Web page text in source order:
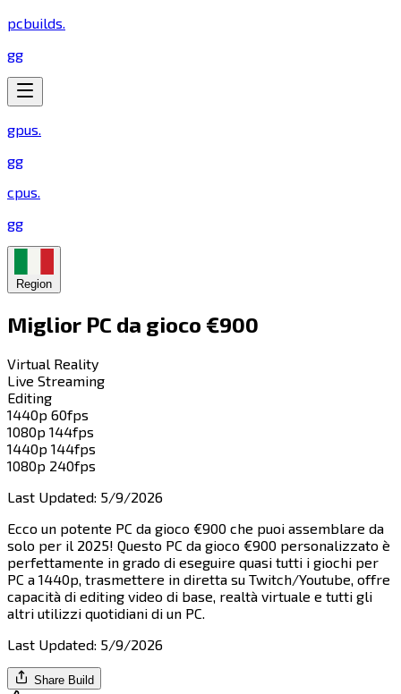
pcbuilds.
gg
gpus.
gg
cpus.
gg
Region
Miglior PC da gioco €900​​​​‌ ‍ ​‍​‍‌‍ ‌ ​‍‌‍‍‌‌‍‌ ‌‍‍‌‌‍ ‍​‍​‍​ ‍‍​‍​‍‌ ​ ‌‍​‌‌‍ ‍‌‍‍‌‌ ‌​‌ ‍‌​‍ ‍‌‍‍‌‌‍ ​‍​‍​‍ ​​‍​‍‌‍‍​‌ ​‍‌‍‌‌‌‍‌‍​‍​‍​ ‍‍​‍​‍​‍ ‌‍​‌‌‍‌​‌‍ ‌‌‍‍‌‌‍ ‍​‍ ‌‍‍‌‌‍ ‍‌ ‌​‌‍‌‌‌‍ ‍‌ ‌​​‍ ‌‍‌‌‌‍‌​‌‍‍‌‌ ‌​​‍ ‌‍ ‌‌‍ ‌‍‌​‌‍‌‌​ ‌‌ ​​‌ ​‍‌‍‌‌‌ ​ ‌‍‌‌‌‍ ‍‌ ‌​‌‍​‌‌ ‌​‌‍‍‌‌‍ ‌‍ ‍​ ‍ ‌‍‍‌‌‍‌​​ ‌‌‍‌​​ ‍​​ ​​​ ‍​​ ​‌​ ‍​‌‍​ ​ ‌ ​‍ ‌​ ‌‌‌‍‌‍‌‍‌​​ ‍‌​‍ ‌​ ‌​​ ‌​​ ​‌​ ‍‌​‍ ‌‌‍​‍​ ‌‌​ ‌ ‌‍​ ​‍ ‌‌‍‌​‌‍‌​‌‍​‍‌‍​‌​ ‍‌‌‍‌‌‌‍‌‍‌‍‌‍‌‍​‌​ ​‌​ ‍‌​ ‌‍​ ‍ ‌ ‌​‌ ‍‌‌ ​​‌‍‌‌​ ‌‌‍​‍‌ ‌‌‌‍‍‌‌‍ ​‌‍‌​​ ‍ ‌ ​​‌‍​‌‌ ‌​‌‍‍​​ ‌‌‍‍‌​ ​‌​ ‍​‌‍ ‍‌‌ ‌‍ ‍‌‍​‌‌‍ ‌‌‍‌‌​‍‌‌​ ‌‌‌​​‍‌‌ ‌‍‍ ‌‍‌‌‌ ‍‌​‍‌‌​ ​ ‌​‌​​‍‌‌​ ​ ‌​‌​​‍‌‌​ ​‍​ ​‍‌‍‍‌‌ ‌​​‍‌‌​ ​‍​ ​‍​‍‌‌​ ‌‌‌​‌​​‍ ‍‌ ‌‍‌‍​‌‌‍ ​‌ ‌‌‌‍‌‌​ ‌‍​‍‌‍​‌‌ ​ ‌‍‌‌‌‌‌‌‌ ​‍‌‍ ​​ ‌​‍‌‌​ ​‍‌​‌‍‌‍​‌‌‍‌​‌‍ ‌‌‍‍‌‌‍ ‍​‍‌‍‌‍‍‌‌‍‌​​ ‌‌‍‌​​ ‍​​ ​​​ ‍​​ ​‌​ ‍​‌‍​ ​ ‌ ​‍ ‌​ ‌‌‌‍‌‍‌‍‌​​ ‍‌​‍ ‌​ ‌​​ ‌​​ ​‌​ ‍‌​‍ ‌‌‍​‍​ ‌‌​ ‌ ‌‍​ ​‍ ‌‌‍‌​‌‍‌​‌‍​‍‌‍​‌​ ‍‌‌‍‌‌‌‍‌‍‌‍‌‍‌‍​‌​ ​‌​ ‍‌​ ‌‍​‍‌‍‌ ‌​‌ ‍‌‌ ​​‌‍‌‌​ ‌‌‍​‍‌ ‌‌‌‍‍‌‌‍ ​‌‍‌​​‍‌‍‌ ​​‌‍​‌‌ ‌​‌‍‍​​ ‌‌‍‍‌​ ​‌​ ‍​‌‍ ‍‌‌ ‌‍ ‍‌‍​‌‌‍ ‌‌‍‌‌​‍‌‌​ ‌‌‌​​‍‌‌ ‌‍‍ ‌‍‌‌‌ ‍‌​‍‌‌​ ​ ‌​‌​​‍‌‌​ ​ ‌​‌​​‍‌‌​ ​‍​ ​‍‌‍‍‌‌ ‌​​‍‌‌​ ​‍​ ​‍​‍‌‌​ ‌‌‌​‌​​‍ ‍‌ ‌‍‌‍​‌‌‍ ​‌ ‌‌‌‍‌‌​‍‌‍‌ ​​‌‍‌‌‌ ​‍‌ ​ ‌ ​​‌‍‌‌‌‍​ ‌ ‌​‌‍‍‌‌ ‌‍‌‍‌‌​ ‌‌ ​​‌ ‌‌‌‍​‍‌‍ ​‌‍‍‌‌ ​ ‌‍‍​‌‍‌‌‌‍‌​​‍​‍‌ ‌
Virtual Reality​​​​‌ ‍ ​‍​‍‌‍ ‌ ​‍‌‍‍‌‌‍‌ ‌‍‍‌‌‍ ‍​‍​‍​ ‍‍​‍​‍‌ ​ ‌‍​‌‌‍ ‍‌‍‍‌‌ ‌​‌ ‍‌​‍ ‍‌‍‍‌‌‍ ​‍​‍​‍ ​​‍​‍‌‍‍​‌ ​‍‌‍‌‌‌‍‌‍​‍​‍​ ‍‍​‍​‍​‍ ‌‍​‌‌‍‌​‌‍ ‌‌‍‍‌‌‍ ‍​‍ ‌‍‍‌‌‍ ‍‌ ‌​‌‍‌‌‌‍ ‍‌ ‌​​‍ ‌‍‌‌‌‍‌​‌‍‍‌‌ ‌​​‍ ‌‍ ‌‌‍ ‌‍‌​‌‍‌‌​ ‌‌ ​​‌ ​‍‌‍‌‌‌ ​ ‌‍‌‌‌‍ ‍‌ ‌​‌‍​‌‌ ‌​‌‍‍‌‌‍ ‌‍ ‍​ ‍ ‌‍‍‌‌‍‌​​ ‌​ ​‌​ ​‌‌‍​‌​ ‍‌‌‍‌‌‌‍​‍​ ‌ ​ ​‍​‍ ‌​ ‌​‌‍‌​​ ​‍​ ‌​​‍ ‌​ ‌​​ ​​‌‍‌​​ ​‍​‍ ‌‌‍​‌‌‍​‌‌‍‌​‌‍​‌​‍ ‌‌‍‌‍‌‍‌​‌‍​‍​ ‍‌​ ‌ ​ ‌‍‌‍​‌​ ‌ ‌‍​‍​ ‍​​ ‍‌‌‍‌‍​ ‍ ‌ ‌​‌ ‍‌‌ ​​‌‍‌‌​ ‌‌ ‌​‌‍​‌‌‍‌ ​ ‍ ‌ ​​‌‍​‌‌ ‌​‌‍‍​​ ‌‌‍ ‍‌‍​‌‌‍ ‌‌‍‌‌​ ‌‍​‍‌‍​‌‌ ​ ‌‍‌‌‌‌‌‌‌ ​‍‌‍ ​​ ‌​‍‌‌​ ​‍‌​‌‍‌‍​‌‌‍‌​‌‍ ‌‌‍‍‌‌‍ ‍​‍‌‍‌‍‍‌‌‍‌​​ ‌​ ​‌​ ​‌‌‍​‌​ ‍‌‌‍‌‌‌‍​‍​ ‌ ​ ​‍​‍ ‌​ ‌​‌‍‌​​ ​‍​ ‌​​‍ ‌​ ‌​​ ​​‌‍‌​​ ​‍​‍ ‌‌‍​‌‌‍​‌‌‍‌​‌‍​‌​‍ ‌‌‍‌‍‌‍‌​‌‍​‍​ ‍‌​ ‌ ​ ‌‍‌‍​‌​ ‌ ‌‍​‍​ ‍​​ ‍‌‌‍‌‍​‍‌‍‌ ‌​‌ ‍‌‌ ​​‌‍‌‌​ ‌‌ ‌​‌‍​‌‌‍‌ ​‍‌‍‌ ​​‌‍​‌‌ ‌​‌‍‍​​ ‌‌‍ ‍‌‍​‌‌‍ ‌‌‍‌‌​‍‌‍‌ ​​‌‍‌‌‌ ​‍‌ ​ ‌ ​​‌‍‌‌‌‍​ ‌ ‌​‌‍‍‌‌ ‌‍‌‍‌‌​ ‌‌ ​​‌ ‌‌‌‍​‍‌‍ ​‌‍‍‌‌ ​ ‌‍‍​‌‍‌‌‌‍‌​​‍​‍‌ ‌
Live Streaming​​​​‌ ‍ ​‍​‍‌‍ ‌ ​‍‌‍‍‌‌‍‌ ‌‍‍‌‌‍ ‍​‍​‍​ ‍‍​‍​‍‌ ​ ‌‍​‌‌‍ ‍‌‍‍‌‌ ‌​‌ ‍‌​‍ ‍‌‍‍‌‌‍ ​‍​‍​‍ ​​‍​‍‌‍‍​‌ ​‍‌‍‌‌‌‍‌‍​‍​‍​ ‍‍​‍​‍​‍ ‌‍​‌‌‍‌​‌‍ ‌‌‍‍‌‌‍ ‍​‍ ‌‍‍‌‌‍ ‍‌ ‌​‌‍‌‌‌‍ ‍‌ ‌​​‍ ‌‍‌‌‌‍‌​‌‍‍‌‌ ‌​​‍ ‌‍ ‌‌‍ ‌‍‌​‌‍‌‌​ ‌‌ ​​‌ ​‍‌‍‌‌‌ ​ ‌‍‌‌‌‍ ‍‌ ‌​‌‍​‌‌ ‌​‌‍‍‌‌‍ ‌‍ ‍​ ‍ ‌‍‍‌‌‍‌​​ ‌​ ​‌‌‍​‍​ ‌‍‌‍​‌‌‍​ ​ ​‌‌‍​‍​ ​‍​‍ ‌‌‍‌​​ ‌ ​ ‍​​ ‌‍​‍ ‌​ ‌​​ ‍​‌‍‌‌​ ‍‌​‍ ‌‌‍​‍​ ​‌‌‍‌‌‌‍‌​​‍ ‌​ ​​‌‍​‍​ ‍‌​ ‌ ‌‍​‍‌‍‌​​ ‌ ​ ‌ ​ ​‌‌‍‌​​ ​​‌‍‌​​ ‍ ‌ ‌​‌ ‍‌‌ ​​‌‍‌‌​ ‌‌ ‌​‌‍​‌‌‍‌ ​ ‍ ‌ ​​‌‍​‌‌ ‌​‌‍‍​​ ‌‌‍ ‍‌‍​‌‌‍ ‌‌‍‌‌​ ‌‍​‍‌‍​‌‌ ​ ‌‍‌‌‌‌‌‌‌ ​‍‌‍ ​​ ‌​‍‌‌​ ​‍‌​‌‍‌‍​‌‌‍‌​‌‍ ‌‌‍‍‌‌‍ ‍​‍‌‍‌‍‍‌‌‍‌​​ ‌​ ​‌‌‍​‍​ ‌‍‌‍​‌‌‍​ ​ ​‌‌‍​‍​ ​‍​‍ ‌‌‍‌​​ ‌ ​ ‍​​ ‌‍​‍ ‌​ ‌​​ ‍​‌‍‌‌​ ‍‌​‍ ‌‌‍​‍​ ​‌‌‍‌‌‌‍‌​​‍ ‌​ ​​‌‍​‍​ ‍‌​ ‌ ‌‍​‍‌‍‌​​ ‌ ​ ‌ ​ ​‌‌‍‌​​ ​​‌‍‌​​‍‌‍‌ ‌​‌ ‍‌‌ ​​‌‍‌‌​ ‌‌ ‌​‌‍​‌‌‍‌ ​‍‌‍‌ ​​‌‍​‌‌ ‌​‌‍‍​​ ‌‌‍ ‍‌‍​‌‌‍ ‌‌‍‌‌​‍‌‍‌ ​​‌‍‌‌‌ ​‍‌ ​ ‌ ​​‌‍‌‌‌‍​ ‌ ‌​‌‍‍‌‌ ‌‍‌‍‌‌​ ‌‌ ​​‌ ‌‌‌‍​‍‌‍ ​‌‍‍‌‌ ​ ‌‍‍​‌‍‌‌‌‍‌​​‍​‍‌ ‌
Editing​​​​‌ ‍ ​‍​‍‌‍ ‌ ​‍‌‍‍‌‌‍‌ ‌‍‍‌‌‍ ‍​‍​‍​ ‍‍​‍​‍‌ ​ ‌‍​‌‌‍ ‍‌‍‍‌‌ ‌​‌ ‍‌​‍ ‍‌‍‍‌‌‍ ​‍​‍​‍ ​​‍​‍‌‍‍​‌ ​‍‌‍‌‌‌‍‌‍​‍​‍​ ‍‍​‍​‍​‍ ‌‍​‌‌‍‌​‌‍ ‌‌‍‍‌‌‍ ‍​‍ ‌‍‍‌‌‍ ‍‌ ‌​‌‍‌‌‌‍ ‍‌ ‌​​‍ ‌‍‌‌‌‍‌​‌‍‍‌‌ ‌​​‍ ‌‍ ‌‌‍ ‌‍‌​‌‍‌‌​ ‌‌ ​​‌ ​‍‌‍‌‌‌ ​ ‌‍‌‌‌‍ ‍‌ ‌​‌‍​‌‌ ‌​‌‍‍‌‌‍ ‌‍ ‍​ ‍ ‌‍‍‌‌‍‌​​ ‌‌‍‌​​ ‌ ‌‍​‍‌‍‌​​ ​‌‌‍​ ​ ‌‍​ ‌​​‍ ‌​ ​‍​ ‌ ​ ‌​​ ‍‌​‍ ‌​ ‌​​ ​‍​ ​ ​ ‍‌​‍ ‌​ ‍​​ ​​​ ‌​‌‍‌‍​‍ ‌​ ‌‍‌‍‌‍‌‍​ ​ ‌‌​ ‌‌‌‍‌​​ ​‌​ ‌ ‌‍​‍‌‍​‍‌‍‌‌​ ​‌​ ‍ ‌ ‌​‌ ‍‌‌ ​​‌‍‌‌​ ‌‌ ‌​‌‍​‌‌‍‌ ​ ‍ ‌ ​​‌‍​‌‌ ‌​‌‍‍​​ ‌‌‍ ‍‌‍​‌‌‍ ‌‌‍‌‌​ ‌‍​‍‌‍​‌‌ ​ ‌‍‌‌‌‌‌‌‌ ​‍‌‍ ​​ ‌​‍‌‌​ ​‍‌​‌‍‌‍​‌‌‍‌​‌‍ ‌‌‍‍‌‌‍ ‍​‍‌‍‌‍‍‌‌‍‌​​ ‌‌‍‌​​ ‌ ‌‍​‍‌‍‌​​ ​‌‌‍​ ​ ‌‍​ ‌​​‍ ‌​ ​‍​ ‌ ​ ‌​​ ‍‌​‍ ‌​ ‌​​ ​‍​ ​ ​ ‍‌​‍ ‌​ ‍​​ ​​​ ‌​‌‍‌‍​‍ ‌​ ‌‍‌‍‌‍‌‍​ ​ ‌‌​ ‌‌‌‍‌​​ ​‌​ ‌ ‌‍​‍‌‍​‍‌‍‌‌​ ​‌​‍‌‍‌ ‌​‌ ‍‌‌ ​​‌‍‌‌​ ‌‌ ‌​‌‍​‌‌‍‌ ​‍‌‍‌ ​​‌‍​‌‌ ‌​‌‍‍​​ ‌‌‍ ‍‌‍​‌‌‍ ‌‌‍‌‌​‍‌‍‌ ​​‌‍‌‌‌ ​‍‌ ​ ‌ ​​‌‍‌‌‌‍​ ‌ ‌​‌‍‍‌‌ ‌‍‌‍‌‌​ ‌‌ ​​‌ ‌‌‌‍​‍‌‍ ​‌‍‍‌‌ ​ ‌‍‍​‌‍‌‌‌‍‌​​‍​‍‌ ‌
1440p 60fps​​​​‌ ‍ ​‍​‍‌‍ ‌ ​‍‌‍‍‌‌‍‌ ‌‍‍‌‌‍ ‍​‍​‍​ ‍‍​‍​‍‌ ​ ‌‍​‌‌‍ ‍‌‍‍‌‌ ‌​‌ ‍‌​‍ ‍‌‍‍‌‌‍ ​‍​‍​‍ ​​‍​‍‌‍‍​‌ ​‍‌‍‌‌‌‍‌‍​‍​‍​ ‍‍​‍​‍​‍ ‌‍​‌‌‍‌​‌‍ ‌‌‍‍‌‌‍ ‍​‍ ‌‍‍‌‌‍ ‍‌ ‌​‌‍‌‌‌‍ ‍‌ ‌​​‍ ‌‍‌‌‌‍‌​‌‍‍‌‌ ‌​​‍ ‌‍ ‌‌‍ ‌‍‌​‌‍‌‌​ ‌‌ ​​‌ ​‍‌‍‌‌‌ ​ ‌‍‌‌‌‍ ‍‌ ‌​‌‍​‌‌ ‌​‌‍‍‌‌‍ ‌‍ ‍​ ‍ ‌‍‍‌‌‍‌​​ ‌​ ​‍​ ‌ ‌‍​ ​ ‍​​ ‍‌‌‍​‍​ ‌ ​ ​​​‍ ‌​ ​‍​ ‍‌​ ‍​‌‍‌‍​‍ ‌​ ‌​​ ‍‌​ ‌‍​ ‍‌​‍ ‌‌‍​‌​ ​‌​ ‌​​ ‍​​‍ ‌​ ​​​ ​ ​ ‌ ‌‍​‌‌‍​‌​ ‍‌​ ‍​​ ‌‍​ ​ ‌‍​ ​ ​ ​ ​ ​ ‍ ‌ ‌​‌ ‍‌‌ ​​‌‍‌‌​ ‌‌ ​​‌‍‌‌‌ ​‍‌‍‌‍‌‍ ‌ ​‍‌‍ ‌‌‍​‌‌‍ ‍‌‍​ ‌‍‌‌​ ‍ ‌ ​​‌‍​‌‌ ‌​‌‍‍​​ ‌‌‍ ‍‌‍​‌‌‍ ‌‌‍‌‌​ ‌‍​‍‌‍​‌‌ ​ ‌‍‌‌‌‌‌‌‌ ​‍‌‍ ​​ ‌​‍‌‌​ ​‍‌​‌‍‌‍​‌‌‍‌​‌‍ ‌‌‍‍‌‌‍ ‍​‍‌‍‌‍‍‌‌‍‌​​ ‌​ ​‍​ ‌ ‌‍​ ​ ‍​​ ‍‌‌‍​‍​ ‌ ​ ​​​‍ ‌​ ​‍​ ‍‌​ ‍​‌‍‌‍​‍ ‌​ ‌​​ ‍‌​ ‌‍​ ‍‌​‍ ‌‌‍​‌​ ​‌​ ‌​​ ‍​​‍ ‌​ ​​​ ​ ​ ‌ ‌‍​‌‌‍​‌​ ‍‌​ ‍​​ ‌‍​ ​ ‌‍​ ​ ​ ​ ​ ​‍‌‍‌ ‌​‌ ‍‌‌ ​​‌‍‌‌​ ‌‌ ​​‌‍‌‌‌ ​‍‌‍‌‍‌‍ ‌ ​‍‌‍ ‌‌‍​‌‌‍ ‍‌‍​ ‌‍‌‌​‍‌‍‌ ​​‌‍​‌‌ ‌​‌‍‍​​ ‌‌‍ ‍‌‍​‌‌‍ ‌‌‍‌‌​‍‌‍‌ ​​‌‍‌‌‌ ​‍‌ ​ ‌ ​​‌‍‌‌‌‍​ ‌ ‌​‌‍‍‌‌ ‌‍‌‍‌‌​ ‌‌ ​​‌ ‌‌‌‍​‍‌‍ ​‌‍‍‌‌ ​ ‌‍‍​‌‍‌‌‌‍‌​​‍​‍‌ ‌
1080p 144fps​​​​‌ ‍ ​‍​‍‌‍ ‌ ​‍‌‍‍‌‌‍‌ ‌‍‍‌‌‍ ‍​‍​‍​ ‍‍​‍​‍‌ ​ ‌‍​‌‌‍ ‍‌‍‍‌‌ ‌​‌ ‍‌​‍ ‍‌‍‍‌‌‍ ​‍​‍​‍ ​​‍​‍‌‍‍​‌ ​‍‌‍‌‌‌‍‌‍​‍​‍​ ‍‍​‍​‍​‍ ‌‍​‌‌‍‌​‌‍ ‌‌‍‍‌‌‍ ‍​‍ ‌‍‍‌‌‍ ‍‌ ‌​‌‍‌‌‌‍ ‍‌ ‌​​‍ ‌‍‌‌‌‍‌​‌‍‍‌‌ ‌​​‍ ‌‍ ‌‌‍ ‌‍‌​‌‍‌‌​ ‌‌ ​​‌ ​‍‌‍‌‌‌ ​ ‌‍‌‌‌‍ ‍‌ ‌​‌‍​‌‌ ‌​‌‍‍‌‌‍ ‌‍ ‍​ ‍ ‌‍‍‌‌‍‌​​ ‌​ ‍‌​ ​​​ ‌‌​ ‌‌​ ‍​​ ‌‍‌‍‌​​ ‌​​‍ ‌‌‍‌​​ ‍​‌‍‌‌‌‍‌​​‍ ‌​ ‌​​ ​‍‌‍​‌‌‍‌‍​‍ ‌‌‍​‍​ ‌​‌‍‌​‌‍‌‌​‍ ‌‌‍​‍​ ‍​‌‍‌​​ ‌‍‌‍‌‌​ ‌‌​ ​​‌‍​‌​ ​​​ ‍​​ ​ ​ ‌​​ ‍ ‌ ‌​‌ ‍‌‌ ​​‌‍‌‌​ ‌‌ ​​‌‍‌‌‌ ​‍‌‍‌‍‌‍ ‌ ​‍‌‍ ‌‌‍​‌‌‍ ‍‌‍​ ‌‍‌‌​ ‍ ‌ ​​‌‍​‌‌ ‌​‌‍‍​​ ‌‌‍ ‍‌‍​‌‌‍ ‌‌‍‌‌​ ‌‍​‍‌‍​‌‌ ​ ‌‍‌‌‌‌‌‌‌ ​‍‌‍ ​​ ‌​‍‌‌​ ​‍‌​‌‍‌‍​‌‌‍‌​‌‍ ‌‌‍‍‌‌‍ ‍​‍‌‍‌‍‍‌‌‍‌​​ ‌​ ‍‌​ ​​​ ‌‌​ ‌‌​ ‍​​ ‌‍‌‍‌​​ ‌​​‍ ‌‌‍‌​​ ‍​‌‍‌‌‌‍‌​​‍ ‌​ ‌​​ ​‍‌‍​‌‌‍‌‍​‍ ‌‌‍​‍​ ‌​‌‍‌​‌‍‌‌​‍ ‌‌‍​‍​ ‍​‌‍‌​​ ‌‍‌‍‌‌​ ‌‌​ ​​‌‍​‌​ ​​​ ‍​​ ​ ​ ‌​​‍‌‍‌ ‌​‌ ‍‌‌ ​​‌‍‌‌​ ‌‌ ​​‌‍‌‌‌ ​‍‌‍‌‍‌‍ ‌ ​‍‌‍ ‌‌‍​‌‌‍ ‍‌‍​ ‌‍‌‌​‍‌‍‌ ​​‌‍​‌‌ ‌​‌‍‍​​ ‌‌‍ ‍‌‍​‌‌‍ ‌‌‍‌‌​‍‌‍‌ ​​‌‍‌‌‌ ​‍‌ ​ ‌ ​​‌‍‌‌‌‍​ ‌ ‌​‌‍‍‌‌ ‌‍‌‍‌‌​ ‌‌ ​​‌ ‌‌‌‍​‍‌‍ ​‌‍‍‌‌ ​ ‌‍‍​‌‍‌‌‌‍‌​​‍​‍‌ ‌
1440p 144fps​​​​‌ ‍ ​‍​‍‌‍ ‌ ​‍‌‍‍‌‌‍‌ ‌‍‍‌‌‍ ‍​‍​‍​ ‍‍​‍​‍‌ ​ ‌‍​‌‌‍ ‍‌‍‍‌‌ ‌​‌ ‍‌​‍ ‍‌‍‍‌‌‍ ​‍​‍​‍ ​​‍​‍‌‍‍​‌ ​‍‌‍‌‌‌‍‌‍​‍​‍​ ‍‍​‍​‍​‍ ‌‍​‌‌‍‌​‌‍ ‌‌‍‍‌‌‍ ‍​‍ ‌‍‍‌‌‍ ‍‌ ‌​‌‍‌‌‌‍ ‍‌ ‌​​‍ ‌‍‌‌‌‍‌​‌‍‍‌‌ ‌​​‍ ‌‍ ‌‌‍ ‌‍‌​‌‍‌‌​ ‌‌ ​​‌ ​‍‌‍‌‌‌ ​ ‌‍‌‌‌‍ ‍‌ ‌​‌‍​‌‌ ‌​‌‍‍‌‌‍ ‌‍ ‍​ ‍ ‌‍‍‌‌‍‌​​ ‌‌‍​ ​ ​‍​ ‍​​ ‍‌​ ‌​‌‍‌‌‌‍​‍​ ‌​​‍ ‌‌‍‌​​ ‍‌​ ​‌​ ​ ​‍ ‌​ ‌​​ ​‌​ ‌‍​ ‌ ​‍ ‌​ ‍​​ ​‍​ ‌​‌‍​‌​‍ ‌​ ‌​​ ​‌‌‍‌​‌‍​‌‌‍‌‌​ ​ ‌‍‌‌‌‍‌​​ ‌ ‌‍‌​‌‍​ ​ ​ ​ ‍ ‌ ‌​‌ ‍‌‌ ​​‌‍‌‌​ ‌‌ ​​‌‍‌‌‌ ​‍‌‍‌‍‌‍ ‌ ​‍‌‍ ‌‌‍​‌‌‍ ‍‌‍​ ‌‍‌‌​ ‍ ‌ ​​‌‍​‌‌ ‌​‌‍‍​​ ‌‌‍ ‍‌‍​‌‌‍ ‌‌‍‌‌​ ‌‍​‍‌‍​‌‌ ​ ‌‍‌‌‌‌‌‌‌ ​‍‌‍ ​​ ‌​‍‌‌​ ​‍‌​‌‍‌‍​‌‌‍‌​‌‍ ‌‌‍‍‌‌‍ ‍​‍‌‍‌‍‍‌‌‍‌​​ ‌‌‍​ ​ ​‍​ ‍​​ ‍‌​ ‌​‌‍‌‌‌‍​‍​ ‌​​‍ ‌‌‍‌​​ ‍‌​ ​‌​ ​ ​‍ ‌​ ‌​​ ​‌​ ‌‍​ ‌ ​‍ ‌​ ‍​​ ​‍​ ‌​‌‍​‌​‍ ‌​ ‌​​ ​‌‌‍‌​‌‍​‌‌‍‌‌​ ​ ‌‍‌‌‌‍‌​​ ‌ ‌‍‌​‌‍​ ​ ​ ​‍‌‍‌ ‌​‌ ‍‌‌ ​​‌‍‌‌​ ‌‌ ​​‌‍‌‌‌ ​‍‌‍‌‍‌‍ ‌ ​‍‌‍ ‌‌‍​‌‌‍ ‍‌‍​ ‌‍‌‌​‍‌‍‌ ​​‌‍​‌‌ ‌​‌‍‍​​ ‌‌‍ ‍‌‍​‌‌‍ ‌‌‍‌‌​‍‌‍‌ ​​‌‍‌‌‌ ​‍‌ ​ ‌ ​​‌‍‌‌‌‍​ ‌ ‌​‌‍‍‌‌ ‌‍‌‍‌‌​ ‌‌ ​​‌ ‌‌‌‍​‍‌‍ ​‌‍‍‌‌ ​ ‌‍‍​‌‍‌‌‌‍‌​​‍​‍‌ ‌
1080p 240fps​​​​‌ ‍ ​‍​‍‌‍ ‌ ​‍‌‍‍‌‌‍‌ ‌‍‍‌‌‍ ‍​‍​‍​ ‍‍​‍​‍‌ ​ ‌‍​‌‌‍ ‍‌‍‍‌‌ ‌​‌ ‍‌​‍ ‍‌‍‍‌‌‍ ​‍​‍​‍ ​​‍​‍‌‍‍​‌ ​‍‌‍‌‌‌‍‌‍​‍​‍​ ‍‍​‍​‍​‍ ‌‍​‌‌‍‌​‌‍ ‌‌‍‍‌‌‍ ‍​‍ ‌‍‍‌‌‍ ‍‌ ‌​‌‍‌‌‌‍ ‍‌ ‌​​‍ ‌‍‌‌‌‍‌​‌‍‍‌‌ ‌​​‍ ‌‍ ‌‌‍ ‌‍‌​‌‍‌‌​ ‌‌ ​​‌ ​‍‌‍‌‌‌ ​ ‌‍‌‌‌‍ ‍‌ ‌​‌‍​‌‌ ‌​‌‍‍‌‌‍ ‌‍ ‍​ ‍ ‌‍‍‌‌‍‌​​ ‌‌‍​‍​ ​​‌‍‌​‌‍​ ‌‍‌‌‌‍​‍​ ​‌​ ​​​‍ ‌‌‍‌​‌‍‌​​ ​‌​ ​​​‍ ‌​ ‌​‌‍​‌​ ‌ ​ ‌‍​‍ ‌‌‍​‍‌‍‌​‌‍​‍‌‍​‌​‍ ‌​ ​‍‌‍‌‍‌‍​ ​ ​‌​ ​‍​ ‍​​ ‌‌​ ‌ ​ ​ ​ ‌ ​ ​ ‌‍‌‌​ ‍ ‌ ‌​‌ ‍‌‌ ​​‌‍‌‌​ ‌‌ ​​‌‍‌‌‌ ​‍‌‍‌‍‌‍ ‌ ​‍‌‍ ‌‌‍​‌‌‍ ‍‌‍​ ‌‍‌‌​ ‍ ‌ ​​‌‍​‌‌ ‌​‌‍‍​​ ‌‌‍ ‍‌‍​‌‌‍ ‌‌‍‌‌​ ‌‍​‍‌‍​‌‌ ​ ‌‍‌‌‌‌‌‌‌ ​‍‌‍ ​​ ‌​‍‌‌​ ​‍‌​‌‍‌‍​‌‌‍‌​‌‍ ‌‌‍‍‌‌‍ ‍​‍‌‍‌‍‍‌‌‍‌​​ ‌‌‍​‍​ ​​‌‍‌​‌‍​ ‌‍‌‌‌‍​‍​ ​‌​ ​​​‍ ‌‌‍‌​‌‍‌​​ ​‌​ ​​​‍ ‌​ ‌​‌‍​‌​ ‌ ​ ‌‍​‍ ‌‌‍​‍‌‍‌​‌‍​‍‌‍​‌​‍ ‌​ ​‍‌‍‌‍‌‍​ ​ ​‌​ ​‍​ ‍​​ ‌‌​ ‌ ​ ​ ​ ‌ ​ ​ ‌‍‌‌​‍‌‍‌ ‌​‌ ‍‌‌ ​​‌‍‌‌​ ‌‌ ​​‌‍‌‌‌ ​‍‌‍‌‍‌‍ ‌ ​‍‌‍ ‌‌‍​‌‌‍ ‍‌‍​ ‌‍‌‌​‍‌‍‌ ​​‌‍​‌‌ ‌​‌‍‍​​ ‌‌‍ ‍‌‍​‌‌‍ ‌‌‍‌‌​‍‌‍‌ ​​‌‍‌‌‌ ​‍‌ ​ ‌ ​​‌‍‌‌‌‍​ ‌ ‌​‌‍‍‌‌ ‌‍‌‍‌‌​ ‌‌ ​​‌ ‌‌‌‍​‍‌‍ ​‌‍‍‌‌ ​ ‌‍‍​‌‍‌‌‌‍‌​​‍​‍‌ ‌
Last Updated: 5/9/2026
Ecco un potente PC da gioco €900 che puoi assemblare da
solo per il 2025! Questo PC da gioco €900 personalizzato è
perfettamente in grado di eseguire quasi tutti i giochi per
PC a 1440p, trasmettere in diretta su Twitch/Youtube, offre
capacità di editing video di base, realtà virtuale e tutti gli
altri utilizzi quotidiani di un PC.​​​​‌ ‍ ​‍​‍‌‍ ‌ ​‍‌‍‍‌‌‍‌ ‌‍‍‌‌‍ ‍​‍​‍​ ‍‍​‍​‍‌ ​ ‌‍​‌‌‍ ‍‌‍‍‌‌ ‌​‌ ‍‌​‍ ‍‌‍‍‌‌‍ ​‍​‍​‍ ​​‍​‍‌‍‍​‌ ​‍‌‍‌‌‌‍‌‍​‍​‍​ ‍‍​‍​‍​‍ ‌‍​‌‌‍‌​‌‍ ‌‌‍‍‌‌‍ ‍​‍ ‌‍‍‌‌‍ ‍‌ ‌​‌‍‌‌‌‍ ‍‌ ‌​​‍ ‌‍‌‌‌‍‌​‌‍‍‌‌ ‌​​‍ ‌‍ ‌‌‍ ‌‍‌​‌‍‌‌​ ‌‌ ​​‌ ​‍‌‍‌‌‌ ​ ‌‍‌‌‌‍ ‍‌ ‌​‌‍​‌‌ ‌​‌‍‍‌‌‍ ‌‍ ‍​ ‍ ‌‍‍‌‌‍‌​​ ‌‌‍‌​​ ‍​​ ​​​ ‍​​ ​‌​ ‍​‌‍​ ​ ‌ ​‍ ‌​ ‌‌‌‍‌‍‌‍‌​​ ‍‌​‍ ‌​ ‌​​ ‌​​ ​‌​ ‍‌​‍ ‌‌‍​‍​ ‌‌​ ‌ ‌‍​ ​‍ ‌‌‍‌​‌‍‌​‌‍​‍‌‍​‌​ ‍‌‌‍‌‌‌‍‌‍‌‍‌‍‌‍​‌​ ​‌​ ‍‌​ ‌‍​ ‍ ‌ ‌​‌ ‍‌‌ ​​‌‍‌‌​ ‌‌‍​‍‌ ‌‌‌‍‍‌‌‍ ​‌‍‌​​ ‍ ‌ ​​‌‍​‌‌ ‌​‌‍‍​​ ‌‌‍‍‌​ ​‌​ ‍​‌‍ ‍‌‌ ‌ ​ ‌‍‍​‌‍ ‌ ​‍‌ ‌​‌‌ ‌‍‌​‌‍‌‌‌ ​ ‌‍​ ​‍‌‌​ ‌‌‌​​‍‌‌ ‌‍‍ ‌‍‌‌‌ ‍‌​‍‌‌​ ​ ‌​‌​​‍‌‌​ ​ ‌​‌​​‍‌‌​ ​‍​ ​‍‌‍‍‌‌ ‌​​‍‌‌​ ​‍​ ​‍​‍‌‌​ ‌‌‌​‌​​‍ ‍‌ ‌‍‌‍​‌‌‍ ​‌ ‌‌‌‍‌‌​‍‌‌​ ‌‌‌​​‍‌‌ ‌‍‍ ‌‍‌‌‌ ‍‌​‍‌‌​ ​ ‌​‌​​‍‌‌​ ​ ‌​‌​​‍‌‌​ ​‍​ ​‍‌‍‌‌​ ​‌​ ​‌​ ​​​ ​​​ ​‍​ ‍‌​ ​​​ ‌​​ ‍‌​ ​​‌‍​ ​‍‌‌​ ​‍​ ​‍​‍‌‌​ ‌‌‌​‌​​‍ ‍‌‍​ ‌‍‍​‌‍‍‌‌‍ ​‌‍‌​‌ ​‍‌‍‌‌‌‍ ‍​‍‌‌​ ‌‌‌​​‍‌‌ ‌‍‍ ‌‍‌‌‌ ‍‌​‍‌‌​ ​ ‌​‌​​‍‌‌​ ​ ‌​‌​​‍‌‌​ ​‍​ ​‍​ ​‌​ ​ ​ ​ ​ ‌‍‌‍​‌‌‍‌‍​ ‌ ​ ‌‍‌‍​‌‌‍‌‌​ ​ ​ ‌‍​‍‌‌​ ​‍​ ​‍​‍‌‌​ ‌‌‌​‌​​‍ ‍‌ ‌​‌‍‌‌‌ ‍​‌ ‌​​ ‌‍​‍‌‍​‌‌ ​ ‌‍‌‌‌‌‌‌‌ ​‍‌‍ ​​ ‌​‍‌‌​ ​‍‌​‌‍‌‍​‌‌‍‌​‌‍ ‌‌‍‍‌‌‍ ‍​‍‌‍‌‍‍‌‌‍‌​​ ‌‌‍‌​​ ‍​​ ​​​ ‍​​ ​‌​ ‍​‌‍​ ​ ‌ ​‍ ‌​ ‌‌‌‍‌‍‌‍‌​​ ‍‌​‍ ‌​ ‌​​ ‌​​ ​‌​ ‍‌​‍ ‌‌‍​‍​ ‌‌​ ‌ ‌‍​ ​‍ ‌‌‍‌​‌‍‌​‌‍​‍‌‍​‌​ ‍‌‌‍‌‌‌‍‌‍‌‍‌‍‌‍​‌​ ​‌​ ‍‌​ ‌‍​‍‌‍‌ ‌​‌ ‍‌‌ ​​‌‍‌‌​ ‌‌‍​‍‌ ‌‌‌‍‍‌‌‍ ​‌‍‌​​‍‌‍‌ ​​‌‍​‌‌ ‌​‌‍‍​​ ‌‌‍‍‌​ ​‌​ ‍​‌‍ ‍‌‌ ‌ ​ ‌‍‍​‌‍ ‌ ​‍‌ ‌​‌‌ ‌‍‌​‌‍‌‌‌ ​ ‌‍​ ​‍‌‌​ ‌‌‌​​‍‌‌ ‌‍‍ ‌‍‌‌‌ ‍‌​‍‌‌​ ​ ‌​‌​​‍‌‌​ ​ ‌​‌​​‍‌‌​ ​‍​ ​‍‌‍‍‌‌ ‌​​‍‌‌​ ​‍​ ​‍​‍‌‌​ ‌‌‌​‌​​‍ ‍‌ ‌‍‌‍​‌‌‍ ​‌ ‌‌‌‍‌‌​‍‌‌​ ‌‌‌​​‍‌‌ ‌‍‍ ‌‍‌‌‌ ‍‌​‍‌‌​ ​ ‌​‌​​‍‌‌​ ​ ‌​‌​​‍‌‌​ ​‍​ ​‍‌‍‌‌​ ​‌​ ​‌​ ​​​ ​​​ ​‍​ ‍‌​ ​​​ ‌​​ ‍‌​ ​​‌‍​ ​‍‌‌​ ​‍​ ​‍​‍‌‌​ ‌‌‌​‌​​‍ ‍‌‍​ ‌‍‍​‌‍‍‌‌‍ ​‌‍‌​‌ ​‍‌‍‌‌‌‍ ‍​‍‌‌​ ‌‌‌​​‍‌‌ ‌‍‍ ‌‍‌‌‌ ‍‌​‍‌‌​ ​ ‌​‌​​‍‌‌​ ​ ‌​‌​​‍‌‌​ ​‍​ ​‍​ ​‌​ ​ ​ ​ ​ ‌‍‌‍​‌‌‍‌‍​ ‌ ​ ‌‍‌‍​‌‌‍‌‌​ ​ ​ ‌‍​‍‌‌​ ​‍​ ​‍​‍‌‌​ ‌‌‌​‌​​‍ ‍‌ ‌​‌‍‌‌‌ ‍​‌ ‌​​‍‌‍‌ ​​‌‍‌‌‌ ​‍‌ ​ ‌ ​​‌‍‌‌‌‍​ ‌ ‌​‌‍‍‌‌ ‌‍‌‍‌‌​ ‌‌ ​​‌ ‌‌‌‍​‍‌‍ ​‌‍‍‌‌ ​ ‌‍‍​‌‍‌‌‌‍‌​​‍​‍‌ ‌
Last Updated: 5/9/2026
Share Build